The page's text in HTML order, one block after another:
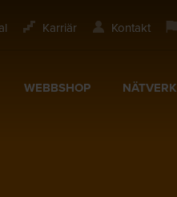
Karriär Kontakt
WEBBSHOP NÄTVERK